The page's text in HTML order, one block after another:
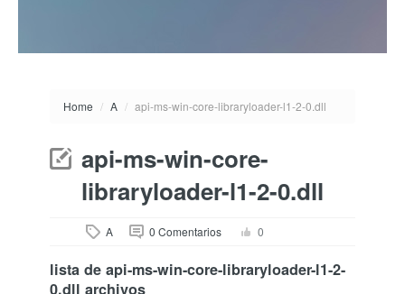
Home / A / api-ms-win-core-libraryloader-l1-2-0.dll
api-ms-win-core-
libraryloader-l1-2-0.dll
A 0 Comentarios 0
lista de api-ms-win-core-libraryloader-l1-2-
0.dll archivos